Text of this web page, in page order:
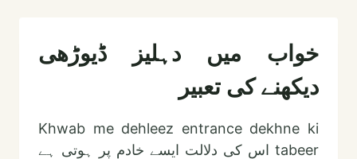
تعبیر
خواب میں دہلیز ڈیوڑھی
دیکھنے کی تعبیر
Khwab me dehleez entrance dekhne ki
tabeer اس کی دلالت ایسے خادم پر ہوتی ہے